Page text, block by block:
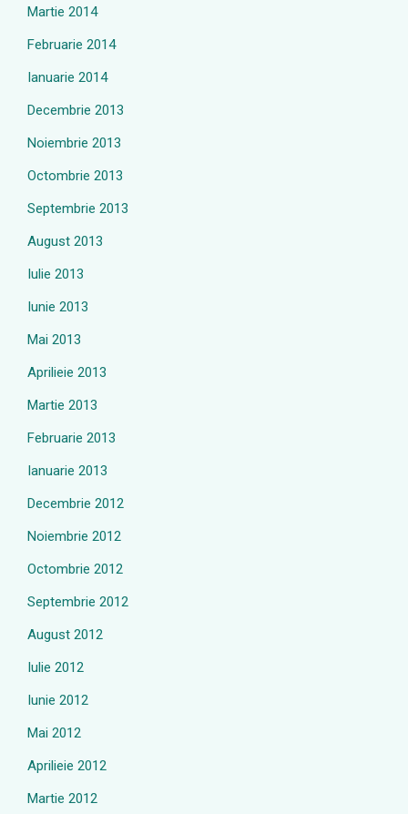
Martie 2014
Februarie 2014
Ianuarie 2014
Decembrie 2013
Noiembrie 2013
Octombrie 2013
Septembrie 2013
August 2013
Iulie 2013
Iunie 2013
Mai 2013
Aprilieie 2013
Martie 2013
Februarie 2013
Ianuarie 2013
Decembrie 2012
Noiembrie 2012
Octombrie 2012
Septembrie 2012
August 2012
Iulie 2012
Iunie 2012
Mai 2012
Aprilieie 2012
Martie 2012